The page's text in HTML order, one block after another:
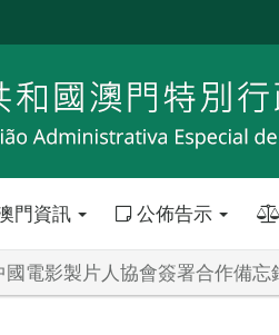
門資訊 公佈告示
國電影製片人協會簽署合作備